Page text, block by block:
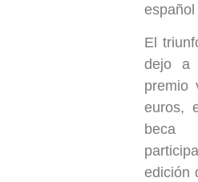
El
dejo a
premio
euros,
beca
edición